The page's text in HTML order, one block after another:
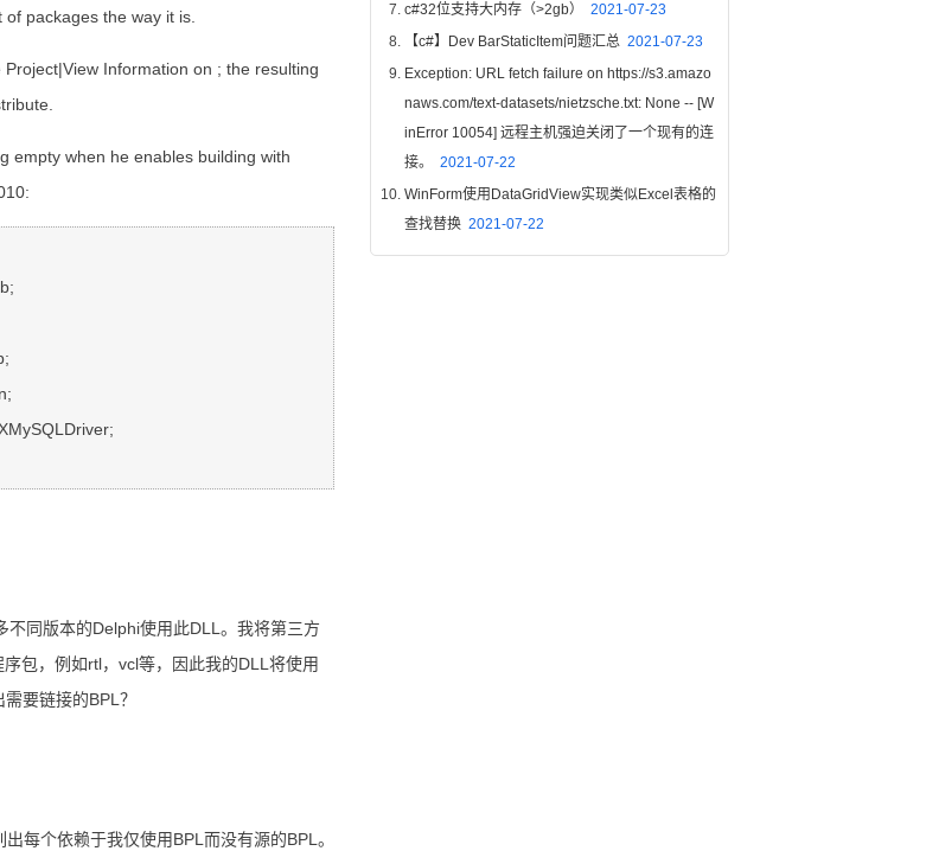
packages the way it is.
Information on ; the resulting
empty when he enables building with
同版本的Delphi使用此DLL。我将第三方
包，例如rtl，vcl等，因此我的DLL将使用
要链接的BPL？
每个依赖于我仅使用BPL而没有源的BPL。
c#32位支持大内存（>2gb） 2021-07-23
【c#】Dev BarStaticItem问题汇总 2021-07-23
Exception: URL fetch failure on https://s3.amazo
naws.com/text-datasets/nietzsche.txt: None -- [W
inError 10054] 远程主机强迫关闭了一个现有的连
接。 2021-07-22
WinForm使用DataGridView实现类似Excel表格的
查找替换 2021-07-22